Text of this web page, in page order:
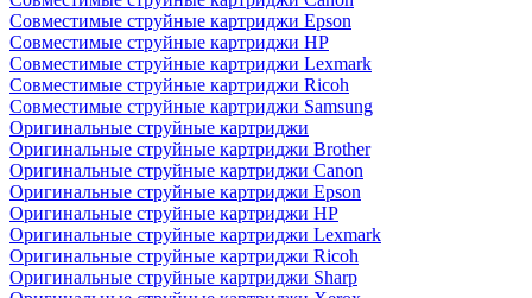
Совместимые струйные картриджи Epson
Совместимые струйные картриджи HP
Совместимые струйные картриджи Lexmark
Совместимые струйные картриджи Ricoh
Совместимые струйные картриджи Samsung
Оригинальные струйные картриджи
Оригинальные струйные картриджи Brother
Оригинальные струйные картриджи Canon
Оригинальные струйные картриджи Epson
Оригинальные струйные картриджи HP
Оригинальные струйные картриджи Lexmark
Оригинальные струйные картриджи Ricoh
Оригинальные струйные картриджи Sharp